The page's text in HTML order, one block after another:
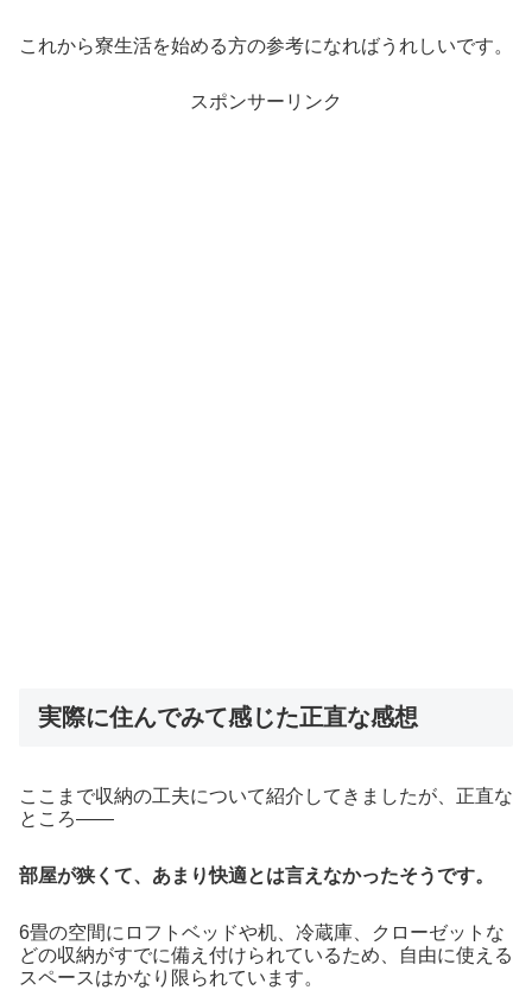
これから寮生活を始める方の参考になればうれしいです。
スポンサーリンク
実際に住んでみて感じた正直な感想
ここまで収納の工夫について紹介してきましたが、正直な
ところ――
部屋が狭くて、あまり快適とは言えなかったそうです。
6畳の空間にロフトベッドや机、冷蔵庫、クローゼットな
どの収納がすでに備え付けられているため、自由に使える
スペースはかなり限られています。